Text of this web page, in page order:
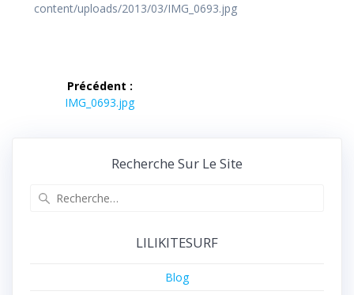
content/uploads/2013/03/IMG_0693.jpg
Navigation
Précédent :
Article
IMG_0693.jpg
Recherche Sur Le Site
LILIKITESURF
Blog